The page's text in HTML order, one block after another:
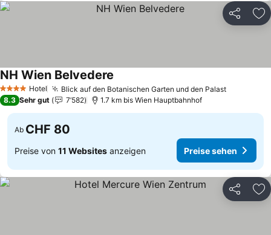
Teilen
4 Sterne Hotel Blick auf den Botanischen Garten und den Palast
NH Wien Belvedere
8.3 Sehr gut 7’582 1.7 km bis Wien Hauptbahnhof
Ab CHF 80
Preise von 11 Websites anzeigen Preise sehen
Teilen